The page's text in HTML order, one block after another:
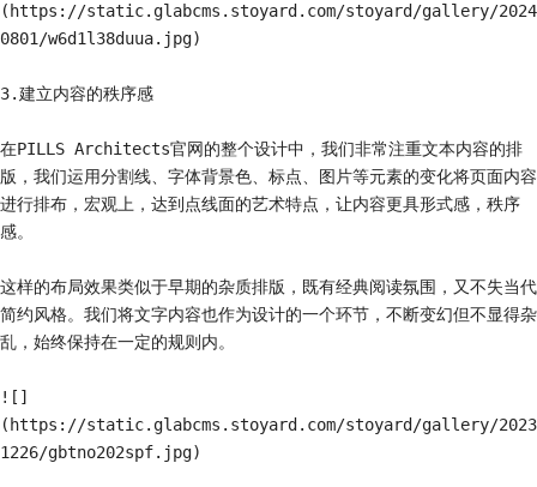
(https://static.glabcms.stoyard.com/stoyard/gallery/2024
0801/w6d1l38duua.jpg)
3.建立内容的秩序感
在PILLS Architects官网的整个设计中，我们非常注重文本内容的排
版，我们运用分割线、字体背景色、标点、图片等元素的变化将页面内容
进行排布，宏观上，达到点线面的艺术特点，让内容更具形式感，秩序
感。
这样的布局效果类似于早期的杂质排版，既有经典阅读氛围，又不失当代
简约风格。我们将文字内容也作为设计的一个环节，不断变幻但不显得杂
乱，始终保持在一定的规则内。
![]
(https://static.glabcms.stoyard.com/stoyard/gallery/2023
1226/gbtno202spf.jpg)